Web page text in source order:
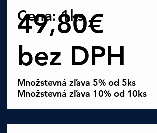
49,80€
bez DPH
Cena: 1ks
Množstevná zľava 5% od 5ks
Množstevná zľava 10% od 10ks